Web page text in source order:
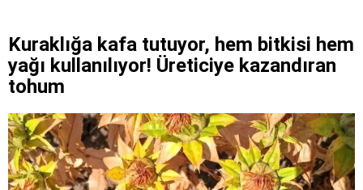
Kuraklığa kafa tutuyor, hem bitkisi hem
yağı kullanılıyor! Üreticiye kazandıran
tohum